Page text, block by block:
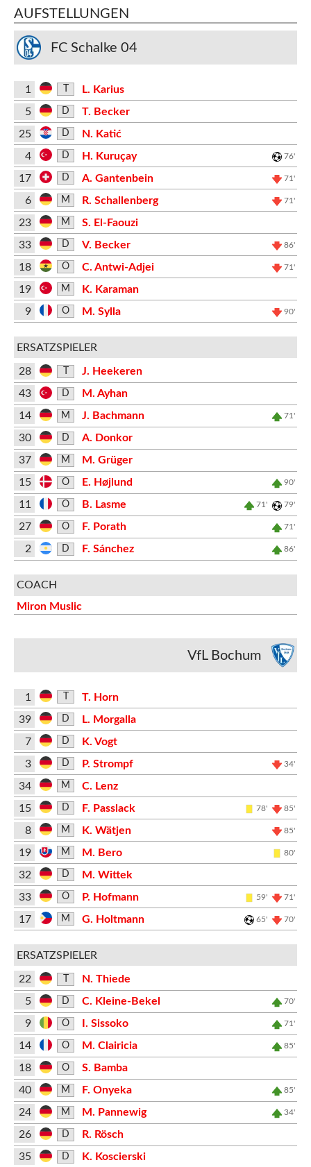
AUFSTELLUNGEN
FC Schalke 04
1
L. Karius
5
D
T. Becker
25
D
N. Katić
4
D H. Kuruçay 76'
17 D A. Gantenbein 71'
6 M R. Schallenberg 71'
23 M
S. El-Faouzi
33
D V. Becker 86'
18 O C. Antwi-Adjei 71'
19 M
K. Karaman
9
O M. Sylla 90'
ERSATZSPIELER
28
J. Heekeren
43
D
M. Ayhan
14
M J. Bachmann 71'
30 D
A. Donkor
37
M
M. Grüger
15
O E. Højlund 90'
11 O B. Lasme 71' 79'
27 O F. Porath 71'
2 D F. Sánchez 86'
COACH
Miron Muslic
VfL Bochum
1
T. Horn
39
D
L. Morgalla
7
D
K. Vogt
3
D P. Strompf 34'
34 M
C. Lenz
15
D F. Passlack 78' 85'
8 M K. Wätjen 85'
19 M M. Bero 80'
32 D
M. Wittek
33
O P. Hofmann 59' 71'
17 M G. Holtmann 65' 70'
ERSATZSPIELER
22
N. Thiede
5
D C. Kleine-Bekel 70'
9 O I. Sissoko 71'
14 O M. Clairicia 85'
18 O
S. Bamba
40
M F. Onyeka 85'
24 M M. Pannewig 34'
26 D
R. Rösch
35
D K. Koscierski